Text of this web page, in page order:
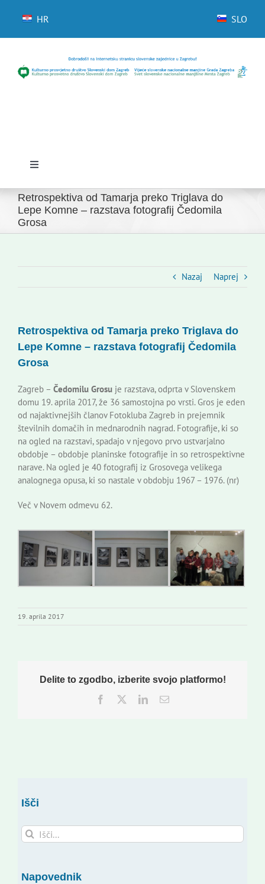
HR SLO
Toggle
Domov
Novice
Kontakti
Novi odmev – naše glasilo
Založništvo
Koristne informacije
Retrospektiva od Tamarja preko Triglava do
Lepe Komne – razstava fotografij Čedomila
Grosa
Nazaj Naprej
Retrospektiva od Tamarja preko Triglava do
Lepe Komne – razstava fotografij Čedomila
Grosa
Zagreb – Čedomilu Grosu je razstava, odprta v Slovenskem
domu 19. aprila 2017, že 36 samostojna po vrsti. Gros je eden
od najaktivnejših članov Fotokluba Zagreb in prejemnik
številnih domačih in mednarodnih nagrad. Fotografije, ki so
na ogled na razstavi, spadajo v njegovo prvo ustvarjalno
obdobje – obdobje planinske fotografije in so retrospektivne
narave. Na ogled je 40 fotografij iz Grosovega velikega
analognega opusa, ki so nastale v obdobju 1967 – 1976. (nr)
Več v Novem odmevu 62.
19. aprila 2017
Delite to zgodbo, izberite svojo platformo!
Facebook
TwitterLinkedInEmail
Išči
Search
for:
Napovednik